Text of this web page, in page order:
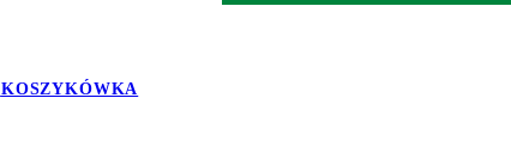
KOSZYKÓWKA